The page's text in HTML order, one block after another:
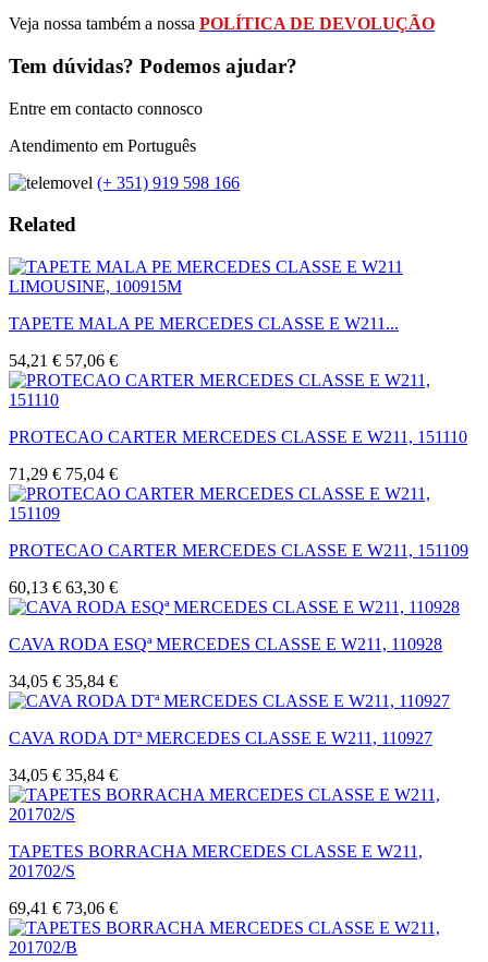
Veja nossa também a nossa POLÍTICA DE DEVOLUÇÃO
Tem dúvidas? Podemos ajudar?
Entre em contacto connosco
Atendimento em Português
(+ 351) 919 598 166
Related
TAPETE MALA PE MERCEDES CLASSE E W211...
54,21 € 57,06 €
PROTECAO CARTER MERCEDES CLASSE E W211, 151110
71,29 € 75,04 €
PROTECAO CARTER MERCEDES CLASSE E W211, 151109
60,13 € 63,30 €
CAVA RODA ESQª MERCEDES CLASSE E W211, 110928
34,05 € 35,84 €
CAVA RODA DTª MERCEDES CLASSE E W211, 110927
34,05 € 35,84 €
TAPETES BORRACHA MERCEDES CLASSE E W211,
201702/S
69,41 € 73,06 €